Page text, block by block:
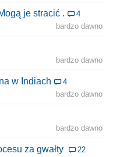
je stracić .
4
bardzo dawno
bardzo dawno
w Indiach
4
bardzo dawno
bardzo dawno
za gwałty
22